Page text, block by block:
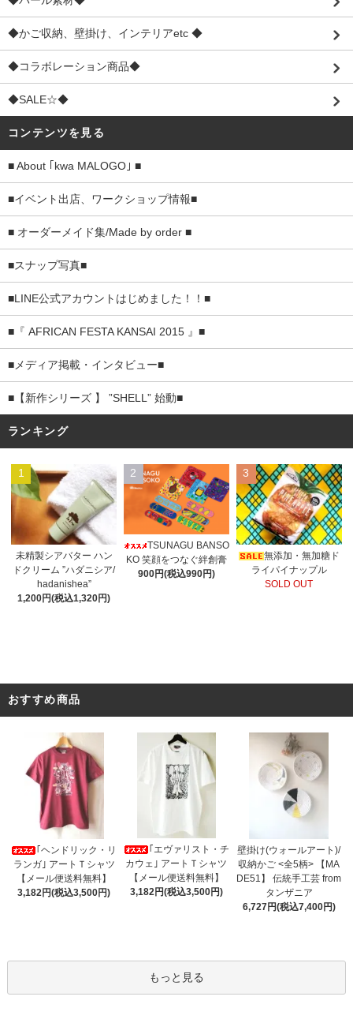
◆かご収納、壁掛け、インテリアetc ◆
◆コラボレーション商品◆
◆SALE☆◆
コンテンツを見る
■ About ｢kwa MALOGO｣ ■
■イベント出店、ワークショップ情報■
■ オーダーメイド集/Made by order ■
■スナップ写真■
■LINE公式アカウントはじめました！！■
■『 AFRICAN FESTA KANSAI 2015 』■
■メディア掲載・インタビュー■
■【新作シリーズ 】 ”SHELL” 始動■
ランキング
1
未精製シアバター ハン
ドクリーム ”ハダニシア/
hadanishea”
1,200円(税込1,320円)
2
TSUNAGU BANSO
KO 笑顔をつなぐ絆創膏
900円(税込990円)
3
無添加・無加糖ド
ライパイナップル
SOLD OUT
おすすめ商品
｢ヘンドリック・リ
ランガ｣ アートＴシャツ
【メール便送料無料】
3,182円(税込3,500円)
｢エヴァリスト・チ
カウェ｣ アートＴシャツ
【メール便送料無料】
3,182円(税込3,500円)
壁掛け(ウォールアート)/
収納かご <全5柄> 【MA
DE51】 伝統手工芸 from
タンザニア
6,727円(税込7,400円)
もっと見る